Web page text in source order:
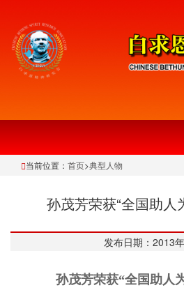
当前位置： 首页>典型人物
孙茂芳荣获“全国助人
发布日期：2013
孙茂芳荣获“全国助人